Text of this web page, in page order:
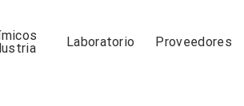
Laboratorio Proveedores